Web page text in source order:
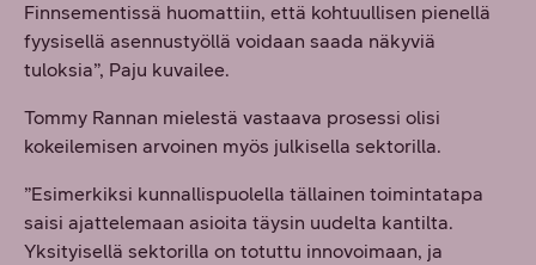
Finnsementissä huomattiin, että kohtuullisen pienellä
fyysisellä asennustyöllä voidaan saada näkyviä
tuloksia”, Paju kuvailee.
Tommy Rannan mielestä vastaava prosessi olisi
kokeilemisen arvoinen myös julkisella sektorilla.
”Esimerkiksi kunnallispuolella tällainen toimintatapa
saisi ajattelemaan asioita täysin uudelta kantilta.
Yksityisellä sektorilla on totuttu innovoimaan, ja